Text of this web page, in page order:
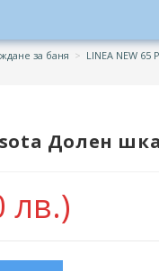
за баня > LINEA NEW
Долен
лв.)